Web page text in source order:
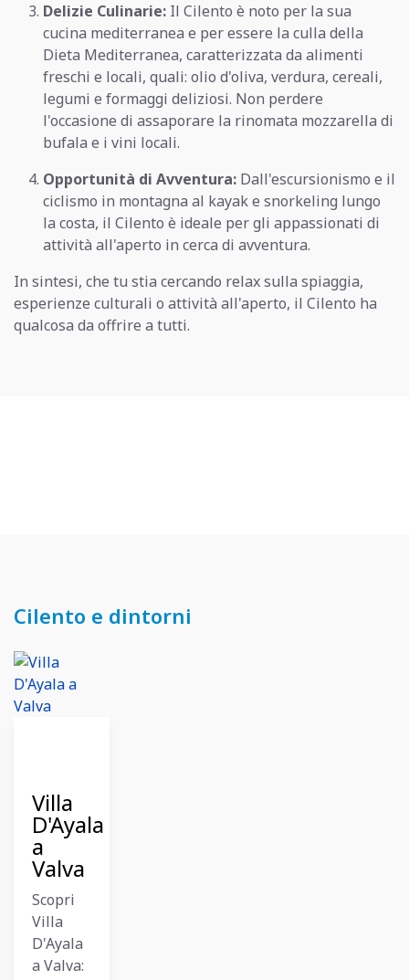
Delizie Culinarie: Il Cilento è noto per la sua
cucina mediterranea e per essere la culla della
Dieta Mediterranea, caratterizzata da alimenti
freschi e locali, quali: olio d'oliva, verdura, cereali,
legumi e formaggi deliziosi. Non perdere
l'occasione di assaporare la rinomata mozzarella di
bufala e i vini locali.
Opportunità di Avventura: Dall'escursionismo e il
ciclismo in montagna al kayak e snorkeling lungo
la costa, il Cilento è ideale per gli appassionati di
attività all'aperto in cerca di avventura.
In sintesi, che tu stia cercando relax sulla spiaggia,
esperienze culturali o attività all'aperto, il Cilento ha
qualcosa da offrire a tutti.
Cilento e dintorni
2024
Villa
D'Ayala
a
Valva
Scopri
Villa
D'Ayala
a Valva: